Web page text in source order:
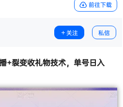
前往下载
关注 私信
+裂变收礼物技术，单号日入